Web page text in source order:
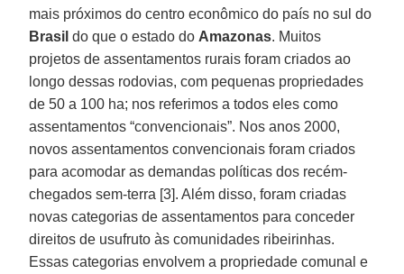
mais próximos do centro econômico do país no sul do
Brasil do que o estado do Amazonas. Muitos
projetos de assentamentos rurais foram criados ao
longo dessas rodovias, com pequenas propriedades
de 50 a 100 ha; nos referimos a todos eles como
assentamentos “convencionais”. Nos anos 2000,
novos assentamentos convencionais foram criados
para acomodar as demandas políticas dos recém-
chegados sem-terra [3]. Além disso, foram criadas
novas categorias de assentamentos para conceder
direitos de usufruto às comunidades ribeirinhas.
Essas categorias envolvem a propriedade comunal e